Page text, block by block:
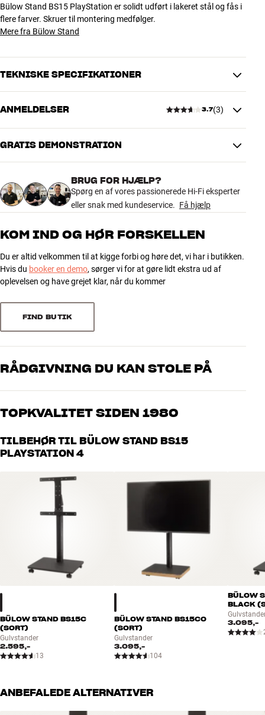
Bülow Stand BS15 PlayStation er solidt udført i lakeret stål og fås i
flere farver. Skruer til montering medfølger.
Mere fra Bülow Stand
TEKNISKE SPECIFIKATIONER
DIMENSIONER OG DESIGN
Farve
Sort
Vægt (kg)
Mål (emballage)
dybde)
GENERELLE EGENSKABER
Beslag til montering af PlayStation, TV-box m.m. på Bülow Stand
BS16C, BS15CS, BS15CO, BS15C
Materiale: lakeret stål
Farve: Sort eller hvid
Skruer til montering medfølger
ANMELDELSER 3.7(3)
3.7
3 anmeldelser
3 1
2
Sorter efter
GRATIS DEMONSTRATION
BRUG FOR HJÆLP?
Spørg en af vores passionerede Hi-Fi eksperter
eller snak med kundeservice. Få hjælp
KOM IND OG HØR FORSKELLEN
Du er altid velkommen til at kigge forbi og høre det, vi har i butikken.
Hvis du booker en demo, sørger vi for at gøre lidt ekstra ud af
oplevelsen og have grejet klar, når du kommer
FIND BUTIK
RÅDGIVNING DU KAN STOLE PÅ
Vores medarbejdere er ægte entusiaster, som kender produkterne
os, hvad du drømmer om – så finder vi den løsning, der passer
TOPKVALITET SIDEN 1980
Alle HiFi Klubbens produkter til musik, hjemmebio og TV er
håndplukket kvalitet, der er bygget til at holde i årevis. Det er godt
for både din pengepung og miljøet.
TILBEHØR TIL BÜLOW STAND BS15
PLAYSTATION 4
BÜLOW STAND BS15C
(SORT)
Gulvstander
2.595,-
13
BÜLOW STAND BS15CO
(SORT)
Gulvstander
3.095,-
104
BÜLOW
BLACK
3.095,-
ANBEFALEDE ALTERNATIVER